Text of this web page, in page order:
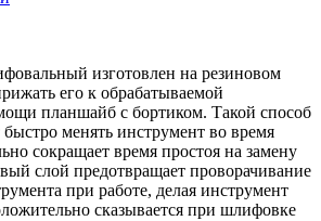
изготовлен на резиновом
его к обрабатываемой
планшайб с бортиком. Такой способ
быстро менять инструмент во время
сокращает время простоя на замену
слой предотвращает проворачивание
при работе, делая инструмент
сказывается при шлифовке